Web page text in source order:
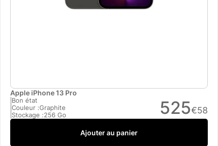
Apple iPhone 13 Pro
Bon état
Couleur :Graphite
Stockage :256 Go 525€58
Ajouter au panier